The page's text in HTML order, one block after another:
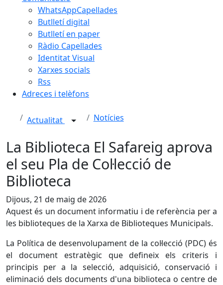
WhatsAppCapellades
Butlletí digital
Butlletí en paper
Ràdio Capellades
Identitat Visual
Xarxes socials
Rss
Adreces i telèfons
Actualitat Notícies
La Biblioteca El Safareig aprova
el seu Pla de Col·lecció de
Biblioteca
Dijous, 21 de maig de 2026
Aquest és un document informatiu i de referència per a
les biblioteques de la Xarxa de Biblioteques Municipals.
La Política de desenvolupament de la col·lecció (PDC) és
el document estratègic que defineix els criteris i
principis per a la selecció, adquisició, conservació i
eliminació dels documents d'una biblioteca o centre de